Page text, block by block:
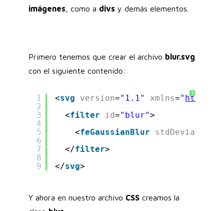
imágenes , como a divs y demás elementos.
Primero tenemos que crear el archivo blur.svg
con el siguiente contenido:
?
1
2
3
4
5
6
7
8
9
<svg version="1.1" xmlns=" http://
<filter id="blur">
<feGaussianBlur stdDeviation
</filter>
</svg>
Y ahora en nuestro archivo CSS creamos la